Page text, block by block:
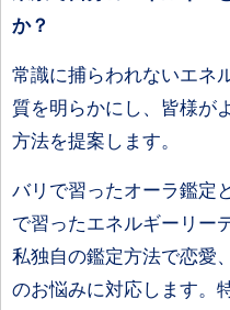
か？
常識に捕らわれないエネ
質を明らかにし、皆様が
方法を提案します。
バリで習ったオーラ鑑定
で習ったエネルギーリー
私独自の鑑定方法で恋愛
のお悩みに対応します。